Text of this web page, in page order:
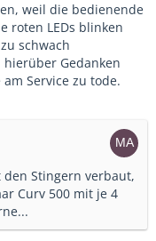
weil die bedienende
roten LEDs blinken
schwach
Gedanken
Service zu tode.
Stingern verbaut,
Curv 500 mit je 4